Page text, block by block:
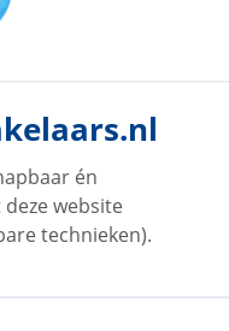
én
website
technieken).